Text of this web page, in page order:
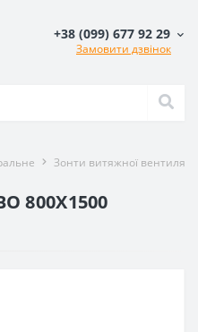
+38 (099) 677 92 29
Замовити дзвінок
Зонти витяжної вентиляції
800X1500